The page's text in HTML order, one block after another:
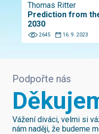
Thomas Ritter
Prediction from
2030
2645 16. 9. 2023
Podpořte nás
Vážení diváci, velmi si
nám naději, že budeme